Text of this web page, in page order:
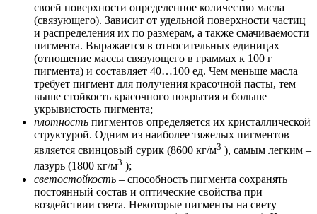
своей поверхности определенное количество масла
(связующего). Зависит от удельной поверхности частиц
и распределения их по размерам, а также смачиваемости
пигмента. Выражается в относительных единицах
(отношение массы связующего в граммах к 100 г
пигмента) и составляет 40…100 ед. Чем меньше масла
требует пигмент для получения красочной пасты, тем
выше стойкость красочного покрытия и больше
укрывистость пигмента;
плотность пигментов определяется их кристаллической
структурой. Одним из наиболее тяжелых пигментов
является свинцовый сурик (8600 кг/м3 ), самым легким –
лазурь (1800 кг/м3 );
светостойкость – способность пигмента сохранять
постоянный состав и оптические свойства при
воздействии света. Некоторые пигменты на свету